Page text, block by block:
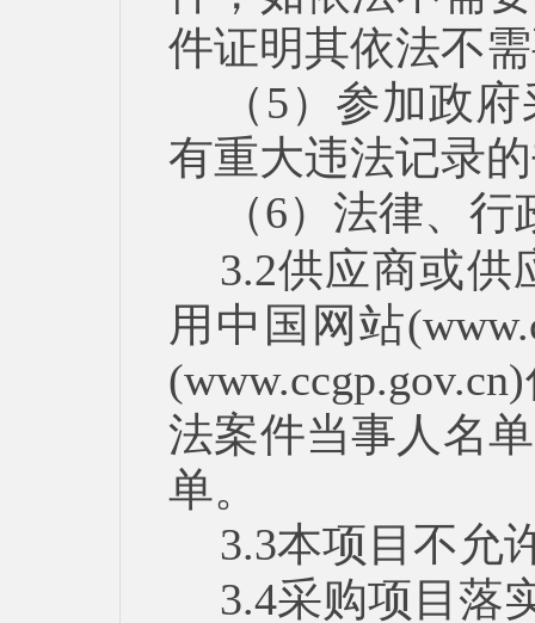
件证明其依法不
（5）参加政
有重大违法记录
（6）法律、
3.2供应商或
用中国网站
法案件当事人名
单。
3.3本项目不允
3.4采购项目落